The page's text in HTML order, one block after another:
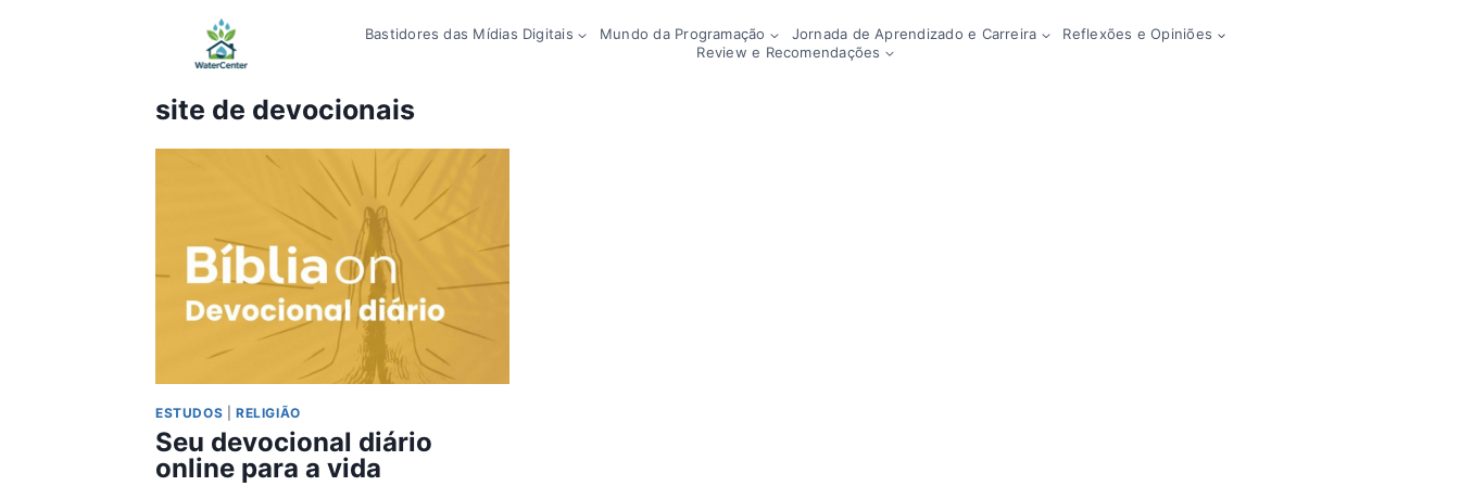
Bastidores das Mídias Digitais Mundo da Programação Jornada de Aprendizado e Carreira
Reflexões e Opiniões
Review e Recomendações
site de devocionais
ESTUDOS RELIGIÃO
Seu devocional diário
online para a vida